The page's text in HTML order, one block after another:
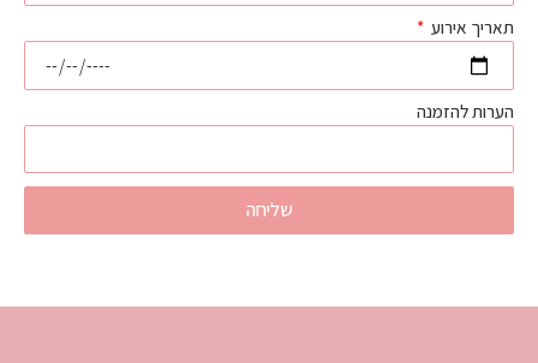
תאריך אירוע
הערות להזמנה
שליחה